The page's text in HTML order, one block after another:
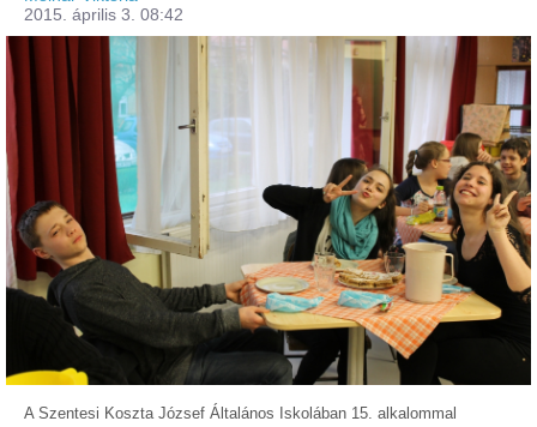
2015. április 3. 08:42
A Szentesi Koszta József Általános Iskolában 15. alkalommal